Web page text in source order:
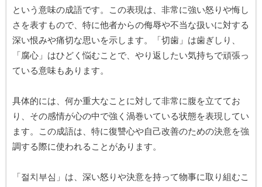
という意味の成語です。この表現は、非常に強い怒りや悔し
さを表すもので、特に他者からの侮辱や不当な扱いに対する
深い恨みや痛切な思いを示します。「切歯」は歯ぎしり、
「腐心」はひどく悩むことで、やり返したい気持ちで頑張っ
ている意味もあります。
具体的には、何か重大なことに対して非常に腹を立ててお
り、その感情が心の中で強く渦巻いている状態を表現してい
ます。この成語は、特に復讐心や自己改善のための決意を強
調する際に使われることがあります。
「절치부심」は、深い怒りや決意を持って物事に取り組むこ